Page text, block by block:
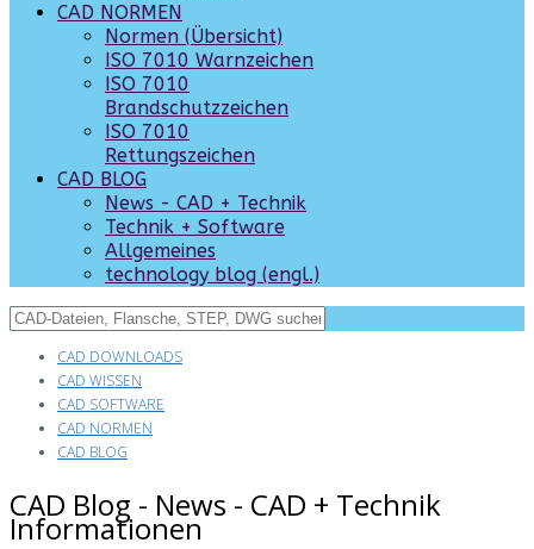
CAD NORMEN
Normen (Übersicht)
ISO 7010 Warnzeichen
ISO 7010
Brandschutzzeichen
ISO 7010
Rettungszeichen
CAD BLOG
News - CAD + Technik
Technik + Software
Allgemeines
technology blog (engl.)
CAD DOWNLOADS
CAD WISSEN
CAD SOFTWARE
CAD NORMEN
CAD BLOG
CAD Blog - News - CAD + Technik
Informationen